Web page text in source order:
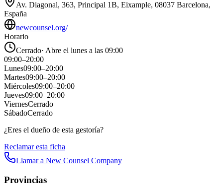
Av. Diagonal, 363, Principal 1B, Eixample, 08037 Barcelona,
España
newcounsel.org/
Horario
Cerrado· Abre el lunes a las 09:00
09:00–20:00
Lunes09:00–20:00
Martes09:00–20:00
Miércoles09:00–20:00
Jueves09:00–20:00
ViernesCerrado
SábadoCerrado
¿Eres el dueño de esta gestoría?
Reclamar esta ficha
Llamar a New Counsel Company
Provincias